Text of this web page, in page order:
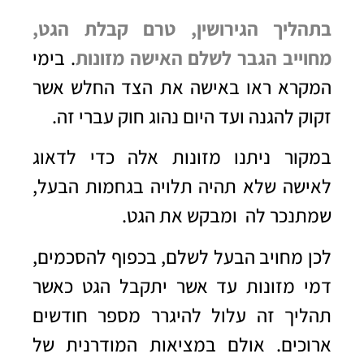
בתהליך הגירושין, טרם קבלת הגט,
מחוייב הגבר לשלם האישה מזונות. בימי
המקרא ראו באישה את הצד החלש אשר
זקוק להגנה ועד היום נהוג חוק עברי זה.
במקור ניתנו מזונות אלה כדי לדאוג
לאישה שלא תהיה תלויה בגחמות הבעל,
שמתנכר לה ומבקש את הגט.
לכן מחויב הבעל לשלם, בכפוף להסכמים,
דמי מזונות עד אשר יתקבל הגט כאשר
תהליך זה עלול להיגרר מספר חודשים
ארוכים. אולם במציאות המודרנית של